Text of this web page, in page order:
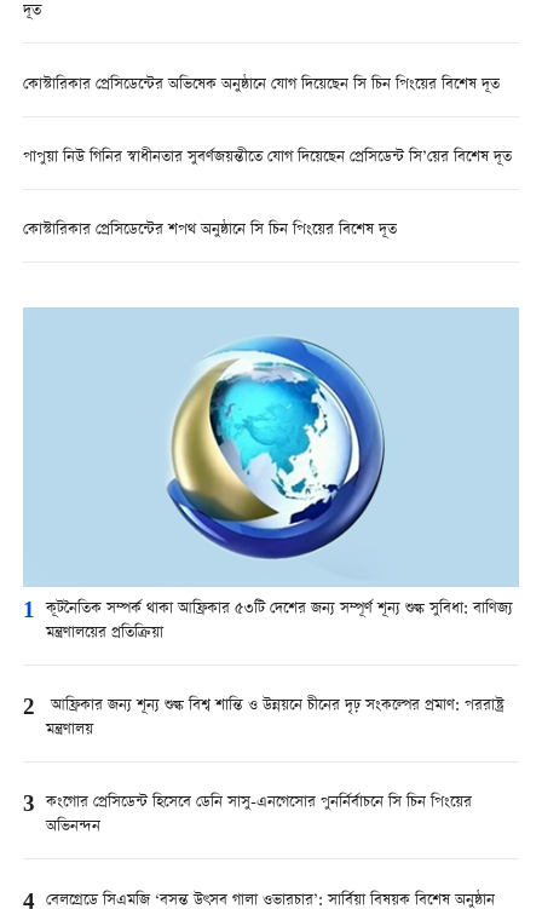
দূত
কোস্টারিকার প্রেসিডেন্টের অভিষেক অনুষ্ঠানে যোগ দিয়েছেন সি চিন পিংয়ের বিশেষ দূত
পাপুয়া নিউ গিনির স্বাধীনতার সুবর্ণজয়ন্তীতে যোগ দিয়েছেন প্রেসিডেন্ট সি’য়ের বিশেষ দূত
কোস্টারিকার প্রেসিডেন্টের শপথ অনুষ্ঠানে সি চিন পিংয়ের বিশেষ দূত
1 কূটনৈতিক সম্পর্ক থাকা আফ্রিকার ৫৩টি দেশের জন্য সম্পূর্ণ শূন্য শুল্ক সুবিধা: বাণিজ্য
মন্ত্রণালয়ের প্রতিক্রিয়া
2
আফ্রিকার জন্য শূন্য শুল্ক বিশ্ব শান্তি ও উন্নয়নে চীনের দৃঢ় সংকল্পের প্রমাণ: পররাষ্ট্র
মন্ত্রণালয়
3 কংগোর প্রেসিডেন্ট হিসেবে ডেনি সাসু-এনগেসোর পুনর্নির্বাচনে সি চিন পিংয়ের
অভিনন্দন
বেলগ্রেডে সিএমজি ‘বসন্ত উৎসব গালা ওভারচার’: সার্বিয়া বিষয়ক বিশেষ অনুষ্ঠান